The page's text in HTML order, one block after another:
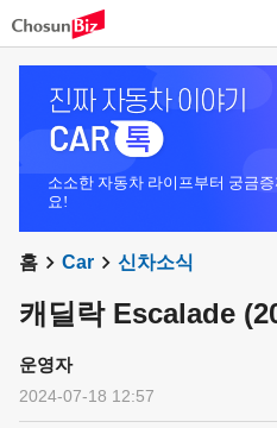
소소한 자동차 라이프부터 궁금
요!
홈 Car 신차소식
캐딜락 Escalade
운영자
2024-07-18 12:57